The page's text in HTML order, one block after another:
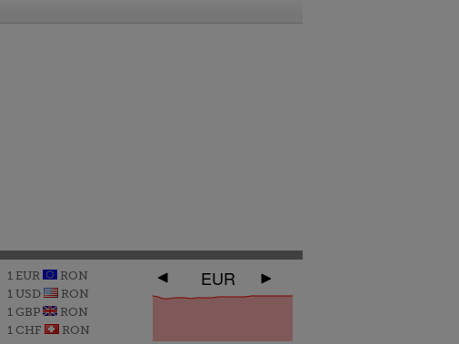
1 EUR
RON
1 USD
RON
1 GBP
RON
1 CHF
RON
EUR